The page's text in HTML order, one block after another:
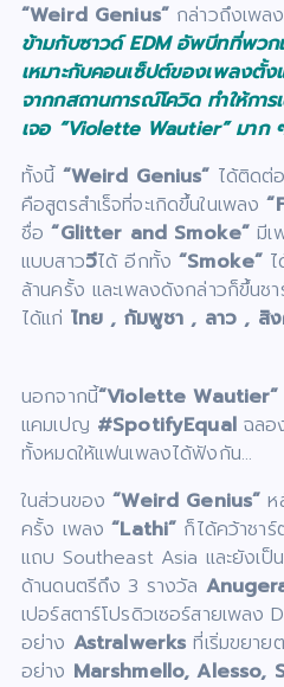
“Weird Genius”กล่าวถึงเพลง
ข้ามกับซาวด์ EDM อัพบีทที่พวก
เหมาะกับคอนเซ็ปต์ของเพลงตั้ง
จากกสถานการณ์โควิด ทำให้กา
เจอ “Violette Wautier” มาก
ทั้งนี้“Weird Genius” ได้ติดต่
คือสูตรสำเร็จที่จะเกิดขึ้นในเพลง
ชื่อ“Glitter and Smoke” มี
แบบสาววีได้ อีกทั้ง“Smoke”
ล้านครั้ง และเพลงดังกล่าวก็ขึ้น
ได้แก่ ไทย , กัมพูชา , ลาว , สิง
นอกจากนี้“Violette Wautier”
แคมเปญ #SpotifyEqualฉลอ
ทั้งหมดให้แฟนเพลงได้ฟังกัน…
ในส่วนของ“Weird Genius” ห
ครั้ง เพลง“Lathi” ก็ได้คว้าชา
แถบ Southeast Asia และยังเป็น
ด้านดนตรีถึง 3 รางวัล
เปอร์สตาร์โปรดิวเซอร์สายเพล
อย่าง Astralwerksที่เริ่มขยาย
อย่าง Marshmello, Alesso,